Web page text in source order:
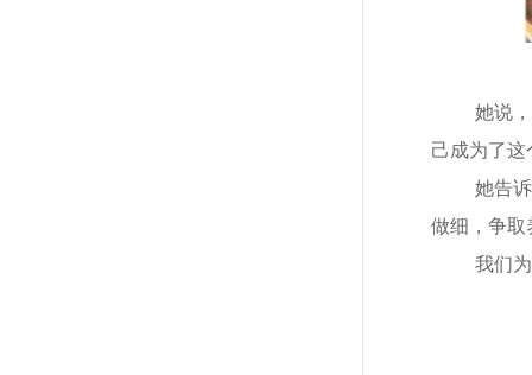
她说
己成为了
她告
做细，争取
我们